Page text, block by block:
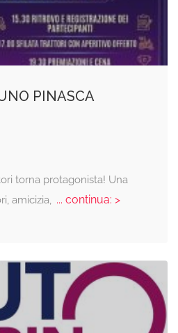
PINASCA
torna protagonista! Una
amicizia, ... continua: >